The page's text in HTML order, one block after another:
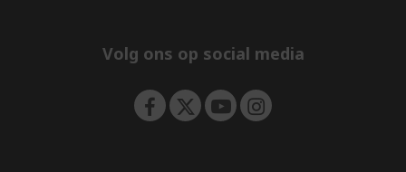
e
Volg ons op social media